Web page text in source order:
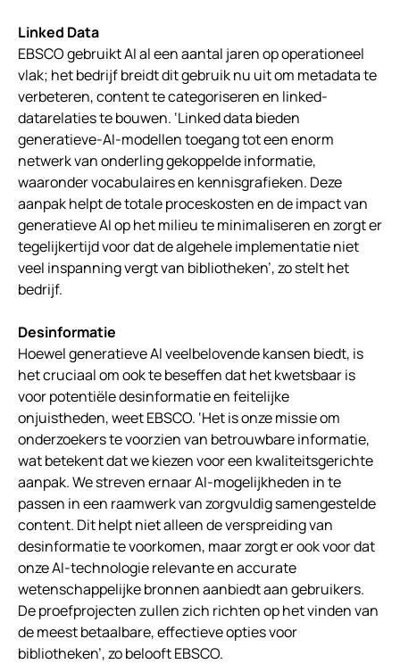
Linked Data
EBSCO gebruikt AI al een aantal jaren op operationeel
vlak; het bedrijf breidt dit gebruik nu uit om metadata te
verbeteren, content te categoriseren en linked-
datarelaties te bouwen. ‘Linked data bieden
generatieve-AI-modellen toegang tot een enorm
netwerk van onderling gekoppelde informatie,
waaronder vocabulaires en kennisgrafieken. Deze
aanpak helpt de totale proceskosten en de impact van
generatieve AI op het milieu te minimaliseren en zorgt er
tegelijkertijd voor dat de algehele implementatie niet
veel inspanning vergt van bibliotheken’, zo stelt het
bedrijf.
Desinformatie
Hoewel generatieve AI veelbelovende kansen biedt, is
het cruciaal om ook te beseffen dat het kwetsbaar is
voor potentiële desinformatie en feitelijke
onjuistheden, weet EBSCO. ‘Het is onze missie om
onderzoekers te voorzien van betrouwbare informatie,
wat betekent dat we kiezen voor een kwaliteitsgerichte
aanpak. We streven ernaar AI-mogelijkheden in te
passen in een raamwerk van zorgvuldig samengestelde
content. Dit helpt niet alleen de verspreiding van
desinformatie te voorkomen, maar zorgt er ook voor dat
onze AI-technologie relevante en accurate
wetenschappelijke bronnen aanbiedt aan gebruikers.
De proefprojecten zullen zich richten op het vinden van
de meest betaalbare, effectieve opties voor
bibliotheken’, zo belooft EBSCO.